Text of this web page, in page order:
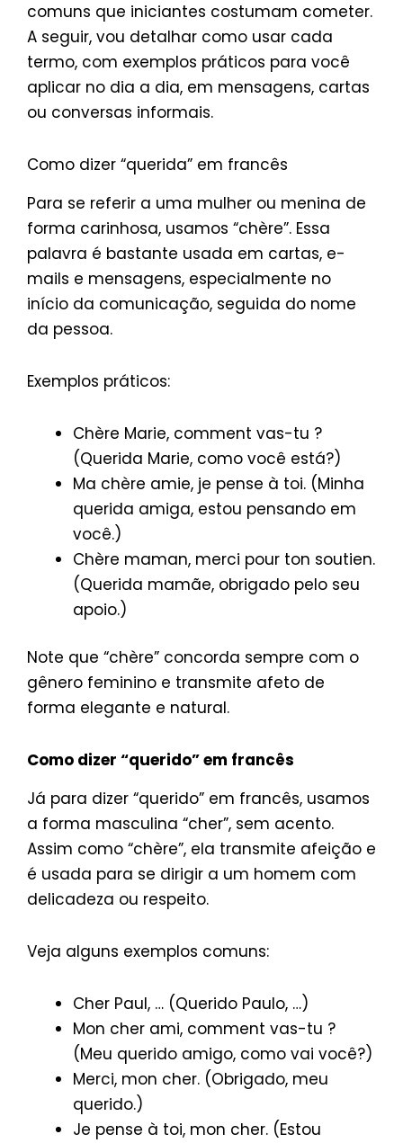
comuns que iniciantes costumam cometer.
A seguir, vou detalhar como usar cada
termo, com exemplos práticos para você
aplicar no dia a dia, em mensagens, cartas
ou conversas informais.
Como dizer “querida” em francês
Para se referir a uma mulher ou menina de
forma carinhosa, usamos “chère”. Essa
palavra é bastante usada em cartas, e-
mails e mensagens, especialmente no
início da comunicação, seguida do nome
da pessoa.
Exemplos práticos:
Chère Marie, comment vas-tu ?
(Querida Marie, como você está?)
Ma chère amie, je pense à toi. (Minha
querida amiga, estou pensando em
você.)
Chère maman, merci pour ton soutien.
(Querida mamãe, obrigado pelo seu
apoio.)
Note que “chère” concorda sempre com o
gênero feminino e transmite afeto de
forma elegante e natural.
Como dizer “querido” em francês
Já para dizer “querido” em francês, usamos
a forma masculina “cher”, sem acento.
Assim como “chère”, ela transmite afeição e
é usada para se dirigir a um homem com
delicadeza ou respeito.
Veja alguns exemplos comuns:
Cher Paul, … (Querido Paulo, …)
Mon cher ami, comment vas-tu ?
(Meu querido amigo, como vai você?)
Merci, mon cher. (Obrigado, meu
querido.)
Je pense à toi, mon cher. (Estou